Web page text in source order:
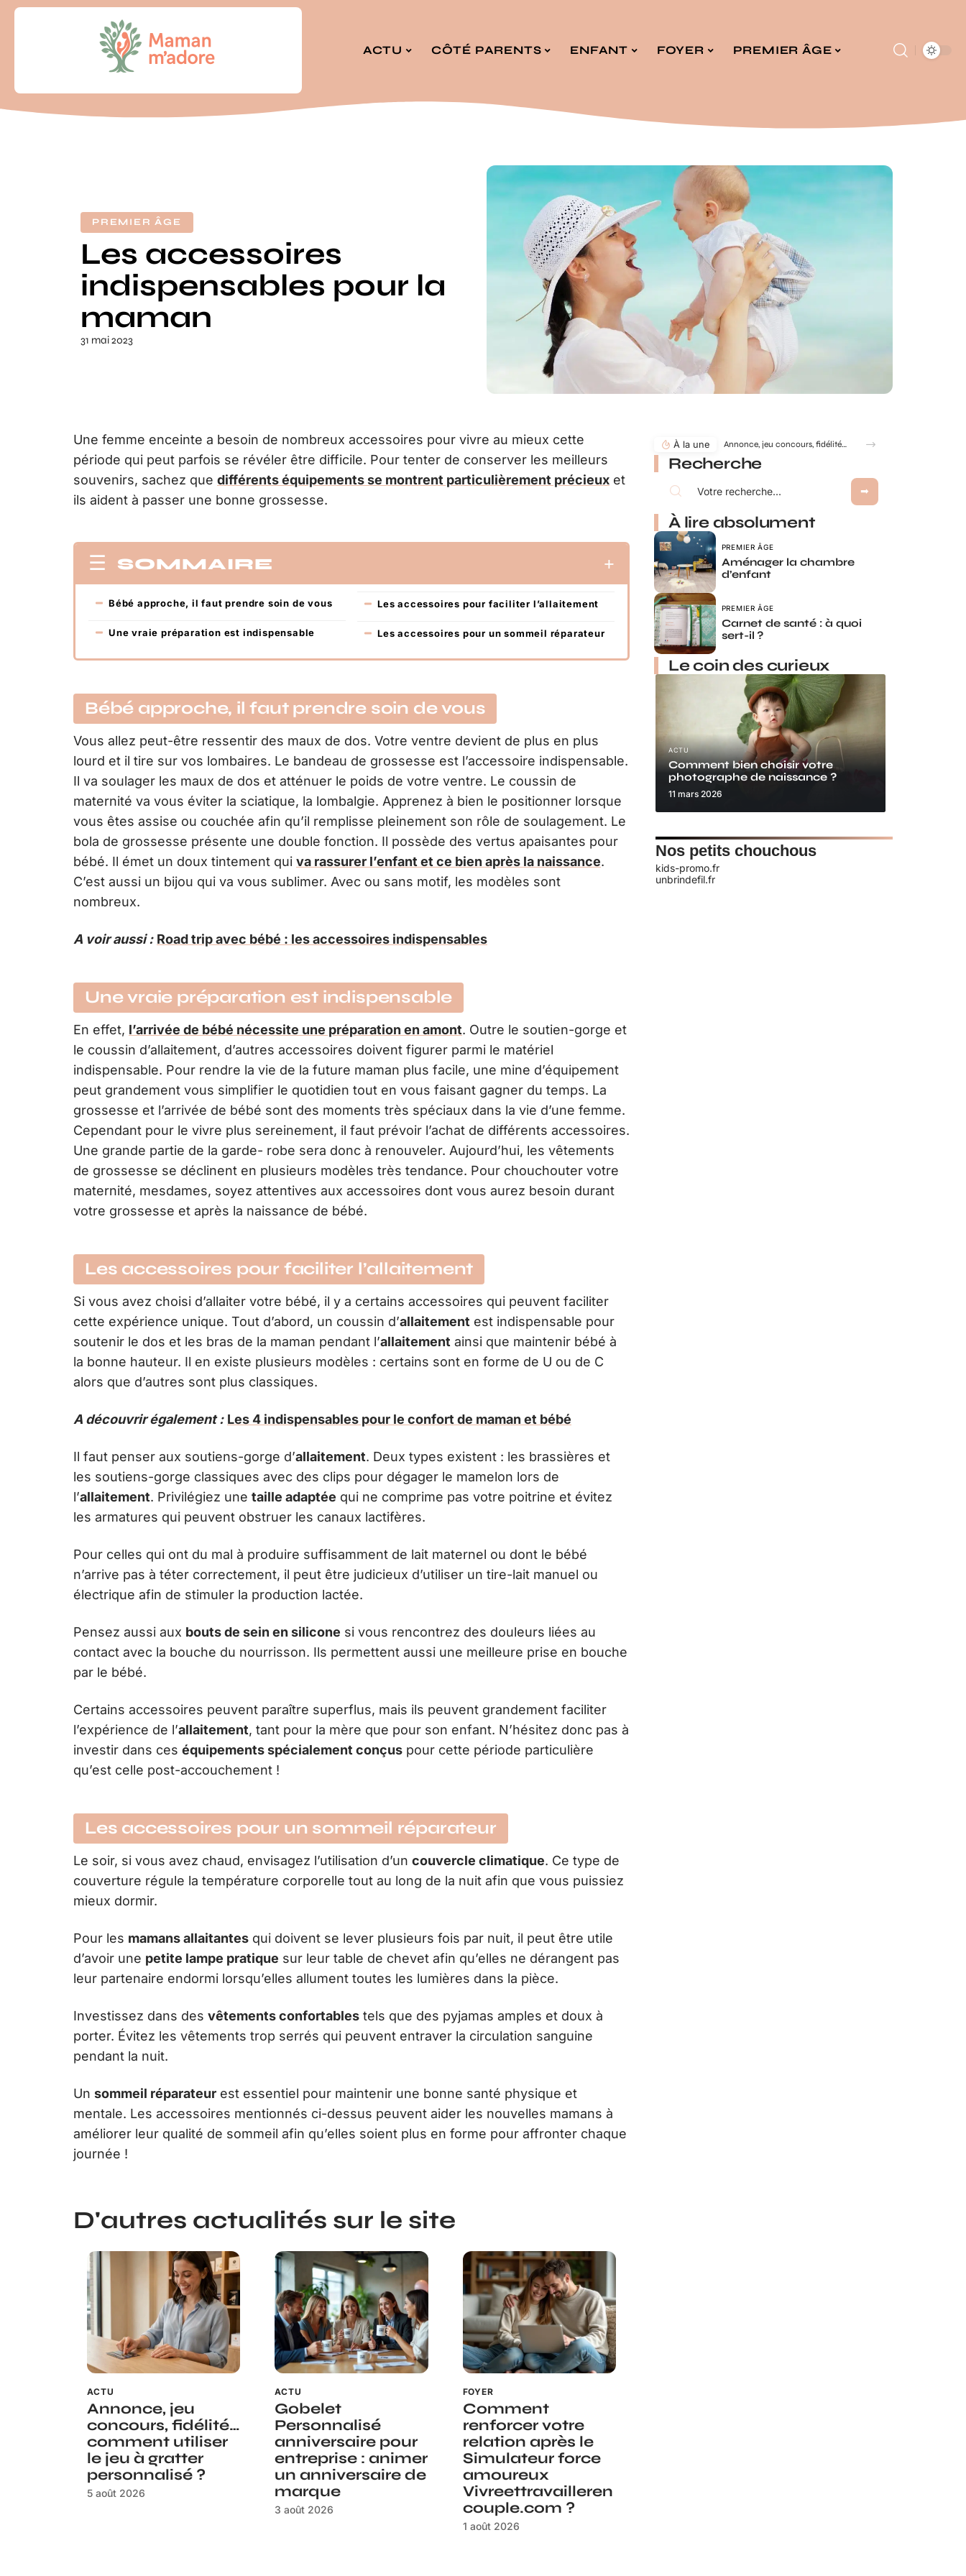
ACTU CÔTÉ PARENTS ENFANT FOYER PREMIER ÂGE
PREMIER ÂGE
Les accessoires
indispensables pour la
maman
31 mai 2023
Une femme enceinte a besoin de nombreux accessoires pour vivre au mieux cette
période qui peut parfois se révéler être difficile. Pour tenter de conserver les meilleurs
souvenirs, sachez que différents équipements se montrent particulièrement précieux et
ils aident à passer une bonne grossesse.
SOMMAIRE
Bébé approche, il faut prendre soin de vous
Une vraie préparation est indispensable
Les accessoires pour faciliter l’allaitement
Les accessoires pour un sommeil réparateur
Bébé approche, il faut prendre soin de vous
Vous allez peut-être ressentir des maux de dos. Votre ventre devient de plus en plus
lourd et il tire sur vos lombaires. Le bandeau de grossesse est l’accessoire indispensable.
Il va soulager les maux de dos et atténuer le poids de votre ventre. Le coussin de
maternité va vous éviter la sciatique, la lombalgie. Apprenez à bien le positionner lorsque
vous êtes assise ou couchée afin qu’il remplisse pleinement son rôle de soulagement. Le
bola de grossesse présente une double fonction. Il possède des vertus apaisantes pour
bébé. Il émet un doux tintement qui va rassurer l’enfant et ce bien après la naissance.
C’est aussi un bijou qui va vous sublimer. Avec ou sans motif, les modèles sont
nombreux.
A voir aussi : Road trip avec bébé : les accessoires indispensables
Une vraie préparation est indispensable
En effet, l’arrivée de bébé nécessite une préparation en amont. Outre le soutien-gorge et
le coussin d’allaitement, d’autres accessoires doivent figurer parmi le matériel
indispensable. Pour rendre la vie de la future maman plus facile, une mine d’équipement
peut grandement vous simplifier le quotidien tout en vous faisant gagner du temps. La
grossesse et l’arrivée de bébé sont des moments très spéciaux dans la vie d’une femme.
Cependant pour le vivre plus sereinement, il faut prévoir l’achat de différents accessoires.
Une grande partie de la garde- robe sera donc à renouveler. Aujourd’hui, les vêtements
de grossesse se déclinent en plusieurs modèles très tendance. Pour chouchouter votre
maternité, mesdames, soyez attentives aux accessoires dont vous aurez besoin durant
votre grossesse et après la naissance de bébé.
Les accessoires pour faciliter l’allaitement
Si vous avez choisi d’allaiter votre bébé, il y a certains accessoires qui peuvent faciliter
cette expérience unique. Tout d’abord, un coussin d’allaitement est indispensable pour
soutenir le dos et les bras de la maman pendant l’allaitement ainsi que maintenir bébé à
la bonne hauteur. Il en existe plusieurs modèles : certains sont en forme de U ou de C
alors que d’autres sont plus classiques.
A découvrir également : Les 4 indispensables pour le confort de maman et bébé
Il faut penser aux soutiens-gorge d’allaitement. Deux types existent : les brassières et
les soutiens-gorge classiques avec des clips pour dégager le mamelon lors de
l’allaitement. Privilégiez une taille adaptée qui ne comprime pas votre poitrine et évitez
les armatures qui peuvent obstruer les canaux lactifères.
Pour celles qui ont du mal à produire suffisamment de lait maternel ou dont le bébé
n’arrive pas à téter correctement, il peut être judicieux d’utiliser un tire-lait manuel ou
électrique afin de stimuler la production lactée.
Pensez aussi aux bouts de sein en silicone si vous rencontrez des douleurs liées au
contact avec la bouche du nourrisson. Ils permettent aussi une meilleure prise en bouche
par le bébé.
Certains accessoires peuvent paraître superflus, mais ils peuvent grandement faciliter
l’expérience de l’allaitement, tant pour la mère que pour son enfant. N’hésitez donc pas à
investir dans ces équipements spécialement conçus pour cette période particulière
qu’est celle post-accouchement !
Les accessoires pour un sommeil réparateur
Le soir, si vous avez chaud, envisagez l’utilisation d’un couvercle climatique. Ce type de
couverture régule la température corporelle tout au long de la nuit afin que vous puissiez
mieux dormir.
Pour les mamans allaitantes qui doivent se lever plusieurs fois par nuit, il peut être utile
d’avoir une petite lampe pratique sur leur table de chevet afin qu’elles ne dérangent pas
leur partenaire endormi lorsqu’elles allument toutes les lumières dans la pièce.
Investissez dans des vêtements confortables tels que des pyjamas amples et doux à
porter. Évitez les vêtements trop serrés qui peuvent entraver la circulation sanguine
pendant la nuit.
Un sommeil réparateur est essentiel pour maintenir une bonne santé physique et
mentale. Les accessoires mentionnés ci-dessus peuvent aider les nouvelles mamans à
améliorer leur qualité de sommeil afin qu’elles soient plus en forme pour affronter chaque
journée !
D'autres actualités sur le site
ACTU
Annonce, jeu
concours, fidélité…
comment utiliser
le jeu à gratter
personnalisé ?
5 août 2026
ACTU
Gobelet
Personnalisé
anniversaire pour
entreprise : animer
un anniversaire de
marque
3 août 2026
FOYER
Comment
renforcer votre
relation après le
Simulateur force
amoureux
Vivreettravailleren
couple.com ?
1 août 2026
À la une Annonce, jeu concours, fidélité… comment utiliser le jeu à gratter personnalisé ?
Recherche
À lire absolument
PREMIER ÂGE
Aménager la chambre
d’enfant
PREMIER ÂGE
Carnet de santé : à quoi
sert-il ?
Le coin des curieux
ACTU
Comment bien choisir votre
photographe de naissance ?
11 mars 2026
Nos petits chouchous
kids-promo.fr
unbrindefil.fr